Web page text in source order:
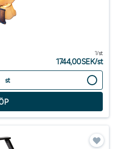
1/st
1744,00SEK/st
st